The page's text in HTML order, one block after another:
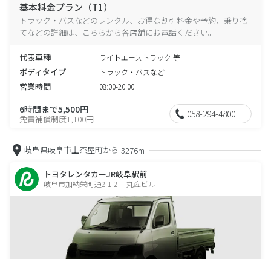
基本料金プラン（T1）
トラック・バスなどのレンタル、お得な割引料金や予約、乗り捨
てなどの詳細は、こちらから各店舗にお電話ください。
代表車種 ライトエーストラック 等
ボディタイプ トラック・バスなど
営業時間 08:00-20:00
6時間まで5,500円
免責補償制度1,100円 058-294-4800
岐阜県岐阜市上茶屋町から 3276m
トヨタレンタカーJR岐阜駅前
岐阜市加納栄町通2-1-2 丸産ビル